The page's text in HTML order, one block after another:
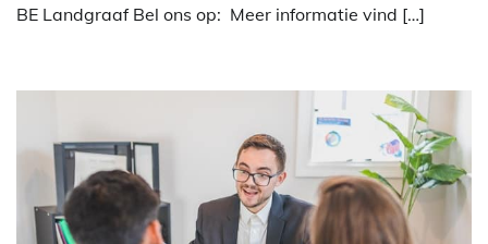
BE Landgraaf Bel ons op: Meer informatie vind […]